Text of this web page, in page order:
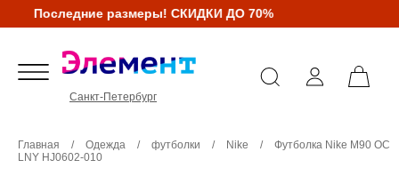
Последние размеры! СКИДКИ ДО 70%
Санкт-Петербург
Главная / Одежда / футболки / Nike /
Футболка Nike M90 OC
LNY HJ0602-010